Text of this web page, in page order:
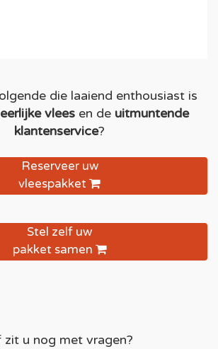
die laaiend enthousiast is
vlees en de uitmuntende
klantenservice?
Reserveer uw
vleespakket
Stel zelf uw
pakket samen
zit u nog met vragen?